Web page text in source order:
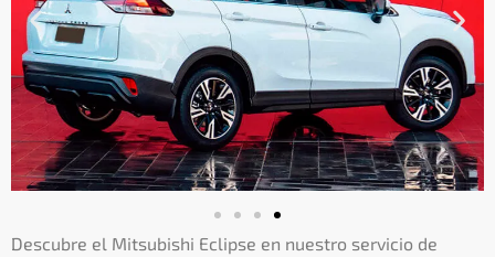
Descubre el Mitsubishi Eclipse en nuestro servicio de